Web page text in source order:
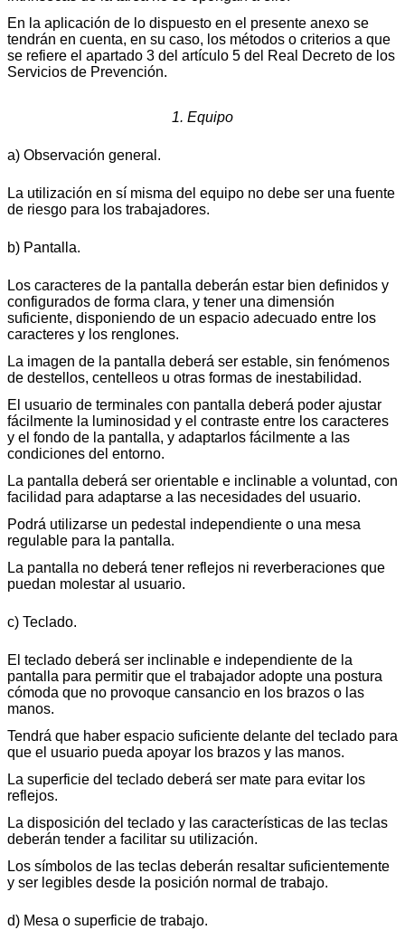
En la aplicación de lo dispuesto en el presente anexo se
tendrán en cuenta, en su caso, los métodos o criterios a que
se refiere el apartado 3 del artículo 5 del Real Decreto de los
Servicios de Prevención.
1. Equipo
a) Observación general.
La utilización en sí misma del equipo no debe ser una fuente
de riesgo para los trabajadores.
b) Pantalla.
Los caracteres de la pantalla deberán estar bien definidos y
configurados de forma clara, y tener una dimensión
suficiente, disponiendo de un espacio adecuado entre los
caracteres y los renglones.
La imagen de la pantalla deberá ser estable, sin fenómenos
de destellos, centelleos u otras formas de inestabilidad.
El usuario de terminales con pantalla deberá poder ajustar
fácilmente la luminosidad y el contraste entre los caracteres
y el fondo de la pantalla, y adaptarlos fácilmente a las
condiciones del entorno.
La pantalla deberá ser orientable e inclinable a voluntad, con
facilidad para adaptarse a las necesidades del usuario.
Podrá utilizarse un pedestal independiente o una mesa
regulable para la pantalla.
La pantalla no deberá tener reflejos ni reverberaciones que
puedan molestar al usuario.
c) Teclado.
El teclado deberá ser inclinable e independiente de la
pantalla para permitir que el trabajador adopte una postura
cómoda que no provoque cansancio en los brazos o las
manos.
Tendrá que haber espacio suficiente delante del teclado para
que el usuario pueda apoyar los brazos y las manos.
La superficie del teclado deberá ser mate para evitar los
reflejos.
La disposición del teclado y las características de las teclas
deberán tender a facilitar su utilización.
Los símbolos de las teclas deberán resaltar suficientemente
y ser legibles desde la posición normal de trabajo.
d) Mesa o superficie de trabajo.